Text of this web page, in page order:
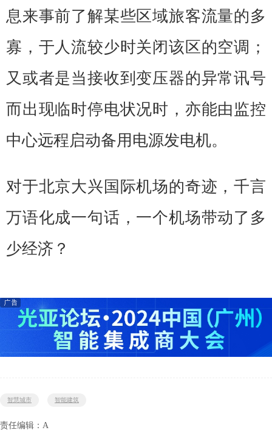
息来事前了解某些区域旅客流量的多
寡，于人流较少时关闭该区的空调；
又或者是当接收到变压器的异常讯号
而出现临时停电状况时，亦能由监控
中心远程启动备用电源发电机。
对于北京大兴国际机场的奇迹，千言
万语化成一句话，一个机场带动了多
少经济？
智慧城市 智能建筑
责任编辑：A